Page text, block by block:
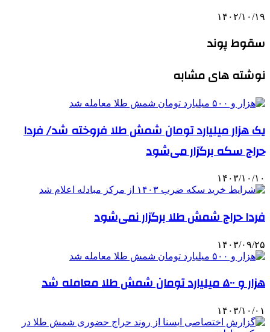
۱۴۰۲/۱۰/۱۹
سقوط پوند
نوشته های مشابه
یک هزار میلیارد تومان شمش طلا فروخته شد/ فردا
حراج سکه برگزار می‌شود
۱۴۰۳/۱۰/۱۰
فردا حراج شمش طلا برگزار نمی‌شود
۱۴۰۳/۰۹/۲۵
هزار و ۵۰۰ میلیارد تومان شمش طلا معامله شد
۱۴۰۳/۱۰/۰۱